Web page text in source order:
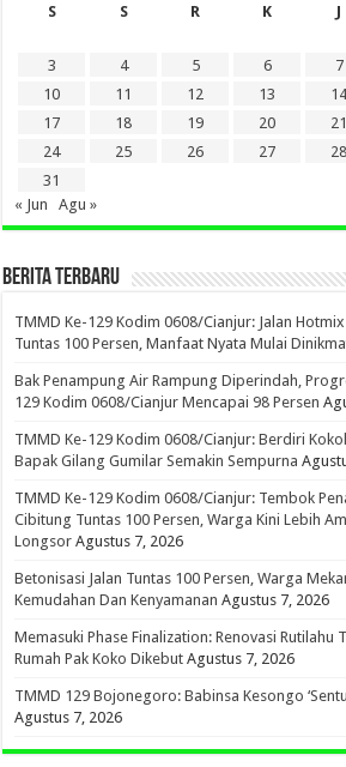
S
S R K J
3
4 5 6 7
10
11 12 13
17
18 19 20 21
24
25 26 27 28
31
« Jun
Agu »
BERITA TERBARU
TMMD Ke-129 Kodim 0608/Cianjur: Jalan
Tuntas 100 Persen, Manfaat Nyata Mulai
Bak Penampung Air Rampung Diperindah,
129 Kodim 0608/Cianjur Mencapai 98 Persen
TMMD Ke-129 Kodim 0608/Cianjur: Berdiri
Bapak Gilang Gumilar Semakin Sempurna
TMMD Ke-129 Kodim 0608/Cianjur: Tembok
Cibitung Tuntas 100 Persen, Warga Kini Lebih
Longsor Agustus 7, 2026
Betonisasi Jalan Tuntas 100 Persen, Warga
Kemudahan Dan Kenyamanan Agustus 7, 2026
Memasuki Phase Finalization: Renovasi
Rumah Pak Koko Dikebut Agustus 7, 2026
TMMD 129 Bojonegoro: Babinsa Kesongo
Agustus 7, 2026